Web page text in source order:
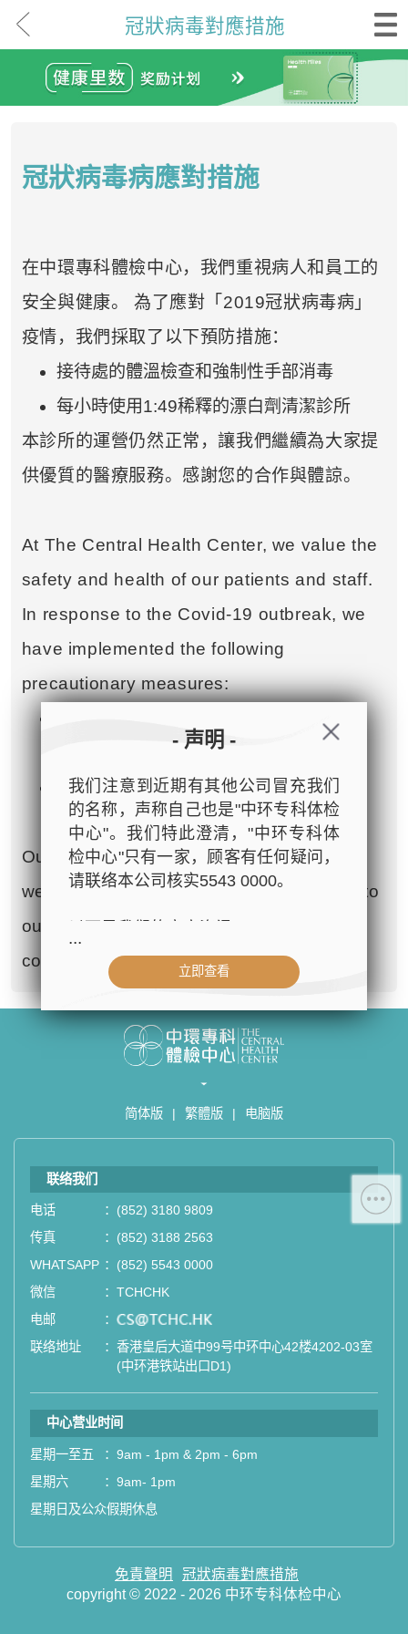
冠狀病毒對應措施
冠狀病毒病應對措施
在中環專科體檢中心，我們重視病人和員工的
安全與健康。 為了應對「2019冠狀病毒病」
疫情，我們採取了以下預防措施：
接待處的體溫檢查和強制性手部消毒
每小時使用1:49稀釋的漂白劑清潔診所
本診所的運營仍然正常，讓我們繼續為大家提
供優質的醫療服務。感謝您的合作與體諒。
At The Central Health Center, we value the
safety and health of our patients and staff.
In response to the Covid-19 outbreak, we
have implemented the following
precautionary measures:
Temperature check & mandatory hand
sanitisation at reception
Clinic patient areas are cleaned every
hour using 1:49 diluted bleach
Our clinic operations are still ongoing, as
we continue to bring healthcare services to
our community. Thank you for your
cooperation and understanding.
简体版 | 繁體版 | 电脑版
联络我们
电话 ： (852) 3180 9809
传真
： (852) 3188 2563
WHATSAPP ： (852) 5543 0000
微信
： TCHCHK
电邮
： email
联络地址
： 香港皇后大道中99号中环中心42楼4202-03室
(中环港铁站出口D1)
中心营业时间
星期一至五 ： 9am - 1pm & 2pm - 6pm
星期六
： 9am- 1pm
星期日及公众假期休息
免責聲明
冠狀病毒對應措施
copyright © 2022 - 2026 中环专科体检中心
- 声明 -
我们注意到近期有其他公司冒充我们
的名称，声称自己也是"中环专科体检
中心"。我们特此澄清，"中环专科体
检中心"只有一家，顾客有任何疑问，
请联络本公司核实5543 0000。
- 公司名称：中环专科体检中心（The
- 地址：香港皇后大道中99号中环中
心42楼4203室（中环港铁站出口
- WhatsApp：(852) 5543 0000
- 电子邮箱：cs@tchc.hk
“中环专科体检中心”致力为关注健康
人士提供尊尚而优质的体检服务，一
站式进行全方位检查。
如果您有任何疑问或需要进一步了
祝您健康愉快！
...
立即查看